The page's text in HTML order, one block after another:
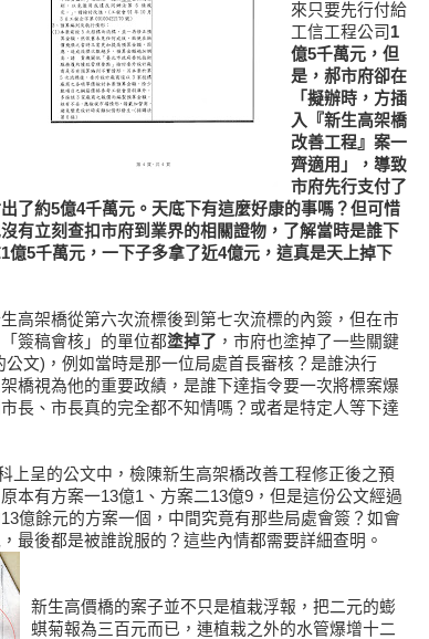
來只要先行付給
工信工程公司 1
億5千萬元，但
是，郝市府卻在
「擬辦時，方插
入『新生高架橋
改善工程』案一
齊適用」，導致
市府先行支付了
了約5億4千萬元。天底下有這麼好康的事嗎？但可惜
有立刻查扣市府到業界的相關證物，了解當時是誰下
億5千萬元，一下子多拿了近4億元，這真是天上掉下
高架橋從第六次流標後到第七次流標的內簽，但在市
簽稿會核」的單位都塗掉了 ，市府也塗掉了一些關鍵
文)，例如當時是那一位局處首長審核？是誰決行
橋視為他的重要政績，是誰下達指令要一次將標案爆
長、市長真的完全都不知情嗎？或者是特定人等下達
上呈的公文中，檢陳新生高架橋改善工程修正後之預
本有方案一13億1、方案二13億9，但是這份公文經過
億餘元的方案一個，中間究竟有那些局處會簽？如會
最後都是被誰說服的？這些內情都需要詳細查明。
新生高價橋的案子並不只是植栽浮報，把二元的蟛
蜞菊報為三百元而已，連植栽之外的水管爆增十二